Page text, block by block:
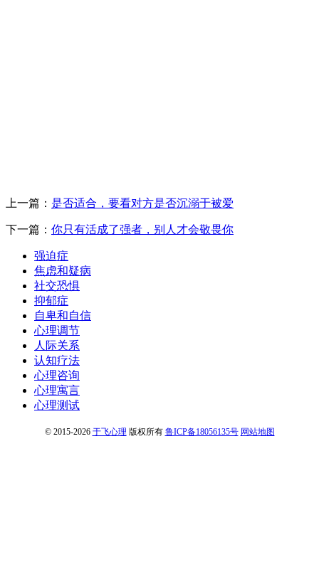
上一篇： 是否适合，要看对方是否沉溺于被爱
下一篇： 你只有活成了强者，别人才会敬畏你
强迫症
焦虑和疑病
社交恐惧
抑郁症
自卑和自信
心理调节
人际关系
认知疗法
心理咨询
心理寓言
心理测试
© 2015-2026 于飞心理 版权所有 鲁ICP备18056135号 网站地图